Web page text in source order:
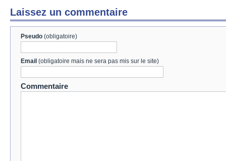
Laissez un commentaire
Pseudo (obligatoire)
Email (obligatoire mais ne sera pas mis sur le site)
Commentaire